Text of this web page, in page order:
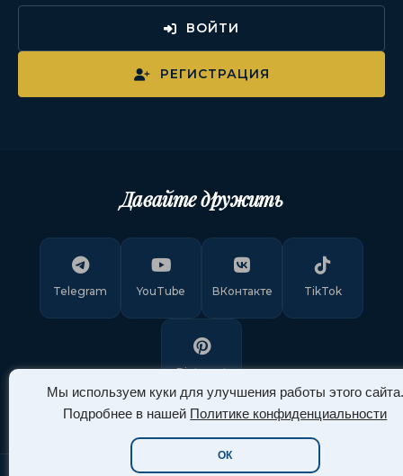
Мы используем куки для улучшения работы этого сайта.
Подробнее в нашей Политике конфиденциальности
ОК
ВОЙТИ
РЕГИСТРАЦИЯ
Давайте дружить
Telegram YouTube ВКонтакте TikTok
Pinterest